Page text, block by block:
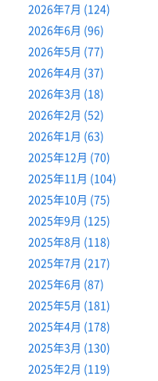
2026年7月 (124)
2026年6月 (96)
2026年5月 (77)
2026年4月 (37)
2026年3月 (18)
2026年2月 (52)
2026年1月 (63)
2025年12月 (70)
2025年11月 (104)
2025年10月 (75)
2025年9月 (125)
2025年8月 (118)
2025年7月 (217)
2025年6月 (87)
2025年5月 (181)
2025年4月 (178)
2025年3月 (130)
2025年2月 (119)